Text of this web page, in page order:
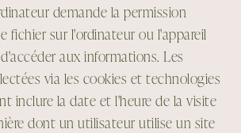
demande la permission
fichier sur l'ordinateur ou l'appareil
aux informations. Les
via les cookies et technologies
inclure la date et l'heure de la visite
dont un utilisateur utilise un site